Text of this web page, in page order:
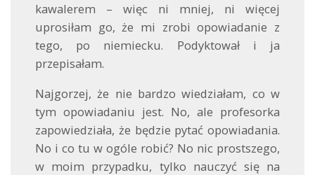
kawalerem – więc ni mniej, ni więcej
uprosiłam go, że mi zrobi opowiadanie z
tego, po niemiecku. Podyktował i ja
przepisałam.
Najgorzej, że nie bardzo wiedziałam, co w
tym opowiadaniu jest. No, ale profesorka
zapowiedziała, że będzie pytać opowiadania.
No i co tu w ogóle robić? No nic prostszego,
w moim przypadku, tylko nauczyć się na